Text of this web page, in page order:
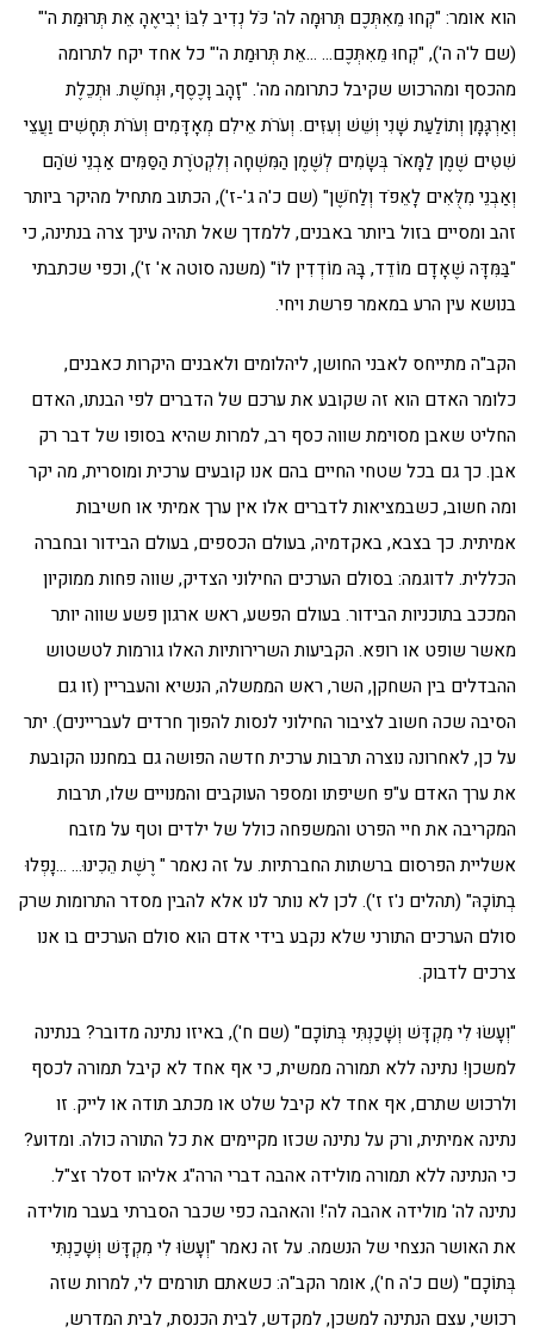
הוא אומר: "קְחוּ מֵאִתְּכֶם תְּרוּמָה לה' כֹּל נְדִיב לִבּוֹ יְבִיאֶהָ אֵת תְּרוּמַת ה'"
(שם ל'ה ה'), "קְחוּ מֵאִתְּכֶם… …אֵת תְּרוּמַת ה'" כל אחד יקח לתרומה
מהכסף ומהרכוש שקיבל כתרומה מה'. "זָהָב וָכֶסֶף, וּנְחֹשֶׁת. וּתְכֵלֶת
וְאַרְגָּמָן וְתוֹלַעַת שָׁנִי וְשֵׁשׁ וְעִזִּים. וְעֹרֹת אֵילִם מְאָדָּמִים וְעֹרֹת תְּחָשִׁים וַעֲצֵי
שִׁטִּים שֶׁמֶן לַמָּאֹר בְּשָׂמִים לְשֶׁמֶן הַמִּשְׁחָה וְלִקְטֹרֶת הַסַּמִּים אַבְנֵי שֹׁהַם
וְאַבְנֵי מִלֻּאִים לָאֵפֹד וְלַחֹשֶׁן" (שם כ'ה ג'-ז'), הכתוב מתחיל מהיקר ביותר
זהב ומסיים בזול ביותר באבנים, ללמדך שאל תהיה עינך צרה בנתינה, כי
"בַּמִּדָּה שֶׁאָדָם מוֹדֵד, בָּהּ מוֹדְדִין לוֹ" (משנה סוטה א' ז'), וכפי שכתבתי
בנושא עין הרע במאמר פרשת ויחי.
הקב"ה מתייחס לאבני החושן, ליהלומים ולאבנים היקרות כאבנים,
כלומר האדם הוא זה שקובע את ערכם של הדברים לפי הבנתו, האדם
החליט שאבן מסוימת שווה כסף רב, למרות שהיא בסופו של דבר רק
אבן. כך גם בכל שטחי החיים בהם אנו קובעים ערכית ומוסרית, מה יקר
ומה חשוב, כשבמציאות לדברים אלו אין ערך אמיתי או חשיבות
אמיתית. כך בצבא, באקדמיה, בעולם הכספים, בעולם הבידור ובחברה
הכללית. לדוגמה: בסולם הערכים החילוני הצדיק, שווה פחות ממוקיון
המככב בתוכניות הבידור. בעולם הפשע, ראש ארגון פשע שווה יותר
מאשר שופט או רופא. הקביעות השרירותיות האלו גורמות לטשטוש
ההבדלים בין השחקן, השר, ראש הממשלה, הנשיא והעבריין (זו גם
הסיבה שכה חשוב לציבור החילוני לנסות להפוך חרדים לעבריינים). יתר
על כן, לאחרונה נוצרה תרבות ערכית חדשה הפושה גם במחננו הקובעת
את ערך האדם ע"פ חשיפתו ומספר העוקבים והמנויים שלו, תרבות
המקריבה את חיי הפרט והמשפחה כולל של ילדים וטף על מזבח
אשליית הפרסום ברשתות החברתיות. על זה נאמר " רֶשֶׁת הֵכִינוּ… …נָפְלוּ
בְתוֹכָהּ" (תהלים נ'ז ז'). לכן לא נותר לנו אלא להבין מסדר התרומות שרק
סולם הערכים התורני שלא נקבע בידי אדם הוא סולם הערכים בו אנו
צרכים לדבוק.
"וְעָשׂוּ לִי מִקְדָּשׁ וְשָׁכַנְתִּי בְּתוֹכָם" (שם ח'), באיזו נתינה מדובר? בנתינה
למשכן! נתינה ללא תמורה ממשית, כי אף אחד לא קיבל תמורה לכסף
ולרכוש שתרם, אף אחד לא קיבל שלט או מכתב תודה או לייק. זו
נתינה אמיתית, ורק על נתינה שכזו מקיימים את כל התורה כולה. ומדוע?
כי הנתינה ללא תמורה מולידה אהבה דברי הרה"ג אליהו דסלר זצ"ל.
נתינה לה' מולידה אהבה לה'! והאהבה כפי שכבר הסברתי בעבר מולידה
את האושר הנצחי של הנשמה. על זה נאמר "וְעָשׂוּ לִי מִקְדָּשׁ וְשָׁכַנְתִּי
בְּתוֹכָם" (שם כ'ה ח'), אומר הקב"ה: כשאתם תורמים לי, למרות שזה
רכושי, עצם הנתינה למשכן, למקדש, לבית הכנסת, לבית המדרש,